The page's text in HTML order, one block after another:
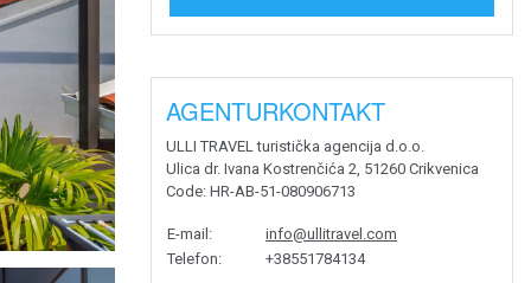
AGENTURKONTAKT
ULLI TRAVEL turistička agencija d.o.o.
Ulica dr. Ivana Kostrenčića 2, 51260 Crikvenica
Code: HR-AB-51-080906713
E-mail :
info@ullitravel.com
Telefon: +38551784134